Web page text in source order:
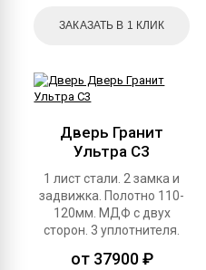
ЗАКАЗАТЬ В 1 КЛИК
Дверь Гранит
Ультра С3
1 лист стали. 2 замка и
задвижка. Полотно 110-
120мм. МДФ с двух
сторон. 3 уплотнителя.
от 37900 ₽